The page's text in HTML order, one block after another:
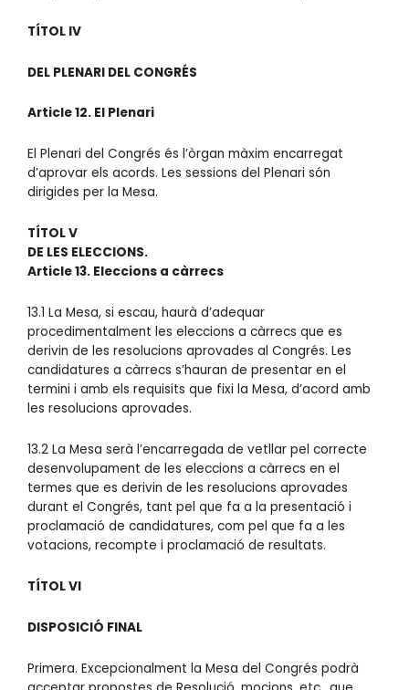
TÍTOL IV
DEL PLENARI DEL CONGRÉS
Article 12. El Plenari
El Plenari del Congrés és l’òrgan màxim encarregat
d’aprovar els acords. Les sessions del Plenari són
dirigides per la Mesa.
TÍTOL V
DE LES ELECCIONS.
Article 13. Eleccions a càrrecs
13.1 La Mesa, si escau, haurà d’adequar
procedimentalment les eleccions a càrrecs que es
derivin de les resolucions aprovades al Congrés. Les
candidatures a càrrecs s’hauran de presentar en el
termini i amb els requisits que fixi la Mesa, d’acord amb
les resolucions aprovades.
13.2 La Mesa serà l’encarregada de vetllar pel correcte
desenvolupament de les eleccions a càrrecs en el
termes que es derivin de les resolucions aprovades
durant el Congrés, tant pel que fa a la presentació i
proclamació de candidatures, com pel que fa a les
votacions, recompte i proclamació de resultats.
TÍTOL VI
DISPOSICIÓ FINAL
Primera. Excepcionalment la Mesa del Congrés podrà